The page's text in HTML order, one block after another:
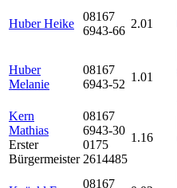
Huber Heike
08167
6943-66
2.01
Huber
Melanie
08167
6943-52
1.01
Kern
Mathias
Erster
Bürgermeister
08167
6943-30
0175
2614485
1.16
08167